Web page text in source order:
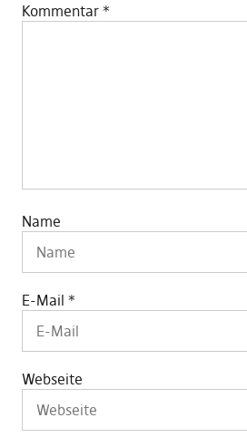
Kommentar *
Name
E-Mail *
Webseite